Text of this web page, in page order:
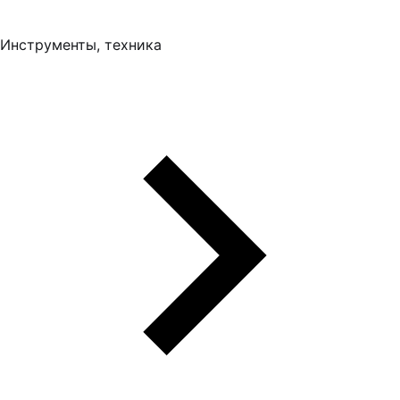
Инструменты, техника